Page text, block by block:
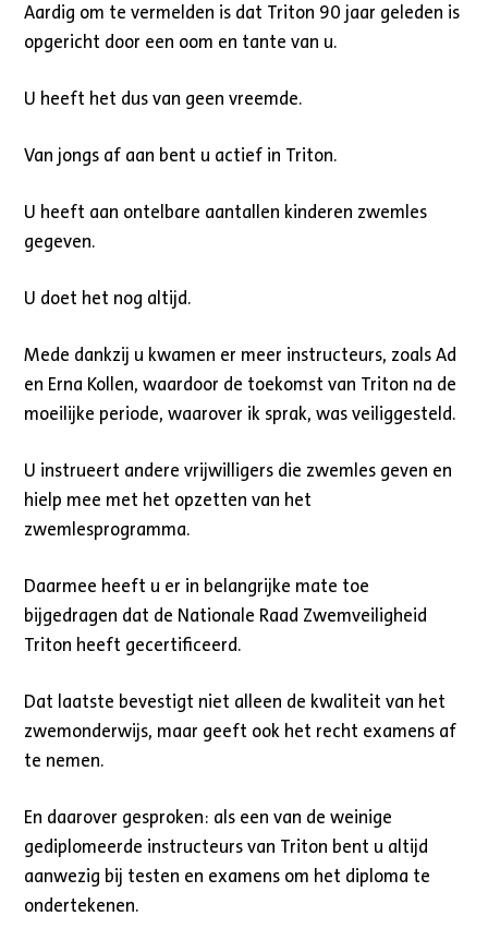
Aardig om te vermelden is dat Triton 90 jaar geleden is
opgericht door een oom en tante van u.
U heeft het dus van geen vreemde.
Van jongs af aan bent u actief in Triton.
U heeft aan ontelbare aantallen kinderen zwemles
gegeven.
U doet het nog altijd.
Mede dankzij u kwamen er meer instructeurs, zoals Ad
en Erna Kollen, waardoor de toekomst van Triton na de
moeilijke periode, waarover ik sprak, was veiliggesteld.
U instrueert andere vrijwilligers die zwemles geven en
hielp mee met het opzetten van het
zwemlesprogramma.
Daarmee heeft u er in belangrijke mate toe
bijgedragen dat de Nationale Raad Zwemveiligheid
Triton heeft gecertificeerd.
Dat laatste bevestigt niet alleen de kwaliteit van het
zwemonderwijs, maar geeft ook het recht examens af
te nemen.
En daarover gesproken: als een van de weinige
gediplomeerde instructeurs van Triton bent u altijd
aanwezig bij testen en examens om het diploma te
ondertekenen.